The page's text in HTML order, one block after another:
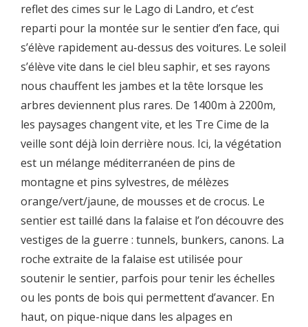
reflet des cimes sur le Lago di Landro, et c’est
reparti pour la montée sur le sentier d’en face, qui
s’élève rapidement au-dessus des voitures. Le soleil
s’élève vite dans le ciel bleu saphir, et ses rayons
nous chauffent les jambes et la tête lorsque les
arbres deviennent plus rares. De 1400m à 2200m,
les paysages changent vite, et les Tre Cime de la
veille sont déjà loin derrière nous. Ici, la végétation
est un mélange méditerranéen de pins de
montagne et pins sylvestres, de mélèzes
orange/vert/jaune, de mousses et de crocus. Le
sentier est taillé dans la falaise et l’on découvre des
vestiges de la guerre : tunnels, bunkers, canons. La
roche extraite de la falaise est utilisée pour
soutenir le sentier, parfois pour tenir les échelles
ou les ponts de bois qui permettent d’avancer. En
haut, on pique-nique dans les alpages en